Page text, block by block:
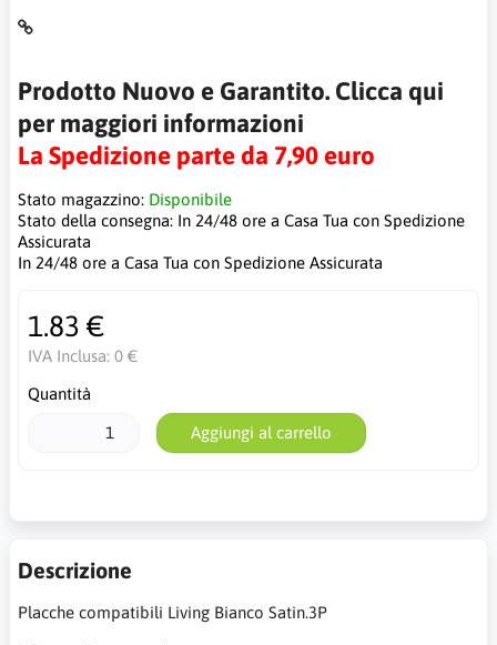
Prodotto Nuovo e Garantito. Clicca qui
per maggiori informazioni
La Spedizione parte da 7,90 euro
Stato magazzino: Disponibile
Stato della consegna: In 24/48 ore a Casa Tua con Spedizione
Assicurata
In 24/48 ore a Casa Tua con Spedizione Assicurata
1.83 €
IVA Inclusa: 0 €
Quantità
Aggiungi al carrello
Descrizione
Placche compatibili Living Bianco Satin.3P